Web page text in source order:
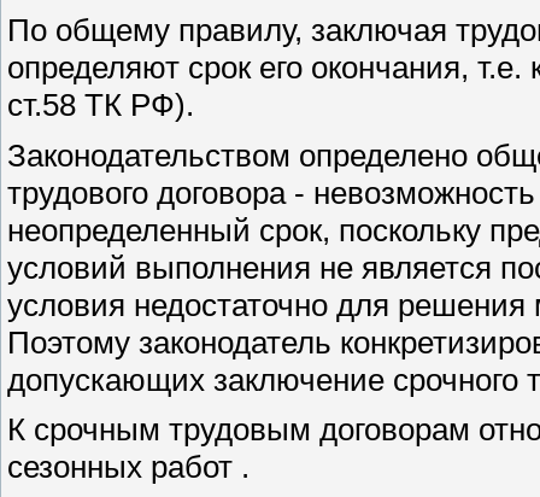
По общему правилу, заключая
определяют срок его окончания,
ст.58 ТК РФ).
Законодательством определено
трудового договора -
неопределенный срок, поскольку
условий выполнения не является
условия недостаточно для
Поэтому законодатель
допускающих заключение срочного
К срочным трудовым договорам
сезонных работ .